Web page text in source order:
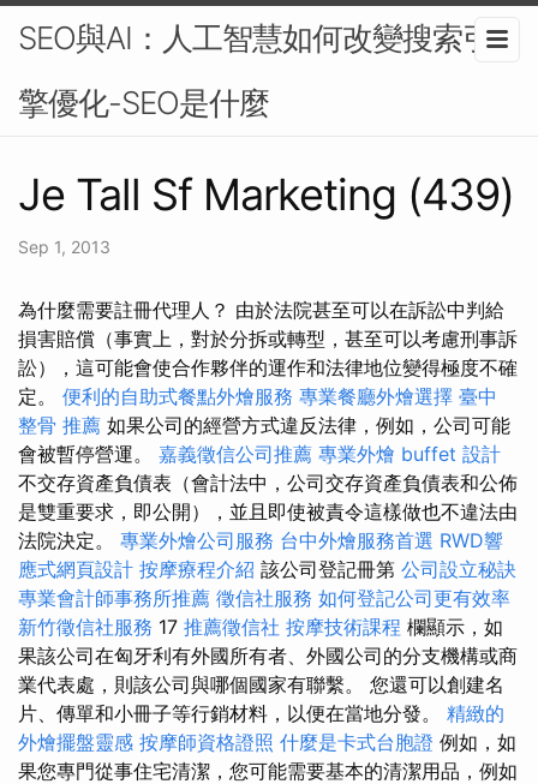
SEO與AI：人工智慧如何改變搜索引
擎優化-SEO是什麼
Je Tall Sf Marketing (439)
Sep 1, 2013
為什麼需要註冊代理人？ 由於法院甚至可以在訴訟中判給
損害賠償（事實上，對於分拆或轉型，甚至可以考慮刑事訴
訟），這可能會使合作夥伴的運作和法律地位變得極度不確
定。 便利的自助式餐點外燴服務 專業餐廳外燴選擇 臺中
整骨 推薦 如果公司的經營方式違反法律，例如，公司可能
會被暫停營運。 嘉義徵信公司推薦 專業外燴 buffet 設計
不交存資產負債表（會計法中，公司交存資產負債表和公佈
是雙重要求，即公開），並且即使被責令這樣做也不違法由
法院決定。 專業外燴公司服務 台中外燴服務首選 RWD響
應式網頁設計 按摩療程介紹 該公司登記冊第 公司設立秘訣
專業會計師事務所推薦 徵信社服務 如何登記公司更有效率
新竹徵信社服務 17 推薦徵信社 按摩技術課程 欄顯示，如
果該公司在匈牙利有外國所有者、外國公司的分支機構或商
業代表處，則該公司與哪個國家有聯繫。 您還可以創建名
片、傳單和小冊子等行銷材料，以便在當地分發。 精緻的
外燴擺盤靈感 按摩師資格證照 什麼是卡式台胞證 例如，如
果您專門從事住宅清潔，您可能需要基本的清潔用品，例如